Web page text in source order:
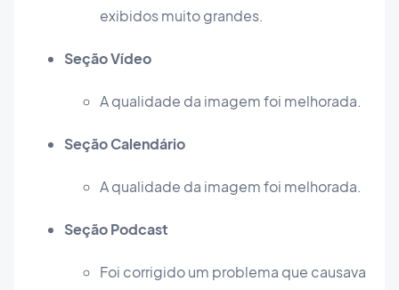
exibidos muito grandes.
Seção Vídeo
A qualidade da imagem foi melhorada.
Seção Calendário
A qualidade da imagem foi melhorada.
Seção Podcast
Foi corrigido um problema que causava